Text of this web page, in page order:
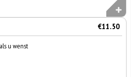
€11.50
u wenst